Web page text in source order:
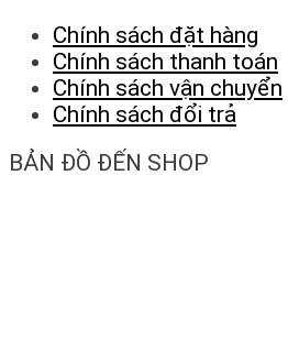
Chính sách đặt hàng
Chính sách thanh toán
Chính sách vận chuyển
Chính sách đổi trả
BẢN ĐỒ ĐẾN SHOP